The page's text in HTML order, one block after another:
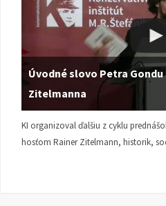
Úvodné slovo Petra
Zitelmanna
KI organizoval ďalšiu z cyklu
hosťom Rainer Zitelmann, historik,